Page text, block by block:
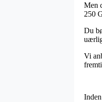
Men
250
Du
Vi